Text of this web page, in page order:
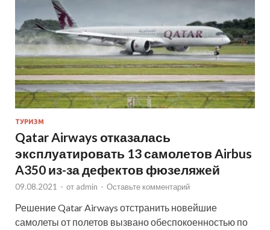
ТУРИЗМ
Qatar Airways отказалась
эксплуатировать 13 самолетов Airbus
A350 из-за дефектов фюзеляжей
09.08.2021 - от admin - Оставьте комментарий
Решение Qatar Airways отстранить новейшие
самолеты от полетов вызвано обеспокоенностью по